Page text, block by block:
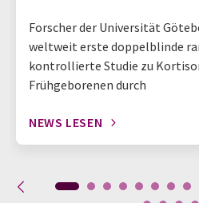
Forscher der Universität
weltweit erste doppelblinde
kontrollierte Studie zu
Frühgeborenen durch
NEWS LESEN